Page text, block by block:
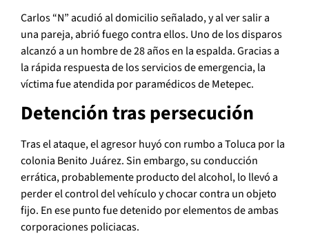
Carlos “N” acudió al domicilio señalado, y al ver salir a
una pareja, abrió fuego contra ellos. Uno de los disparos
alcanzó a un hombre de 28 años en la espalda. Gracias a
la rápida respuesta de los servicios de emergencia, la
víctima fue atendida por paramédicos de Metepec.
Detención tras persecución
Tras el ataque, el agresor huyó con rumbo a Toluca por la
colonia Benito Juárez. Sin embargo, su conducción
errática, probablemente producto del alcohol, lo llevó a
perder el control del vehículo y chocar contra un objeto
fijo. En ese punto fue detenido por elementos de ambas
corporaciones policiacas.